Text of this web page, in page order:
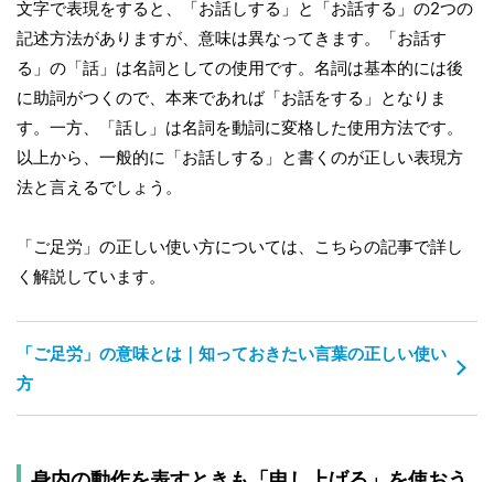
文字で表現をすると、「お話しする」と「お話する」の2つの
記述方法がありますが、意味は異なってきます。「お話す
る」の「話」は名詞としての使用です。名詞は基本的には後
に助詞がつくので、本来であれば「お話をする」となりま
す。一方、「話し」は名詞を動詞に変格した使用方法です。
以上から、一般的に「お話しする」と書くのが正しい表現方
法と言えるでしょう。
「ご足労」の正しい使い方については、こちらの記事で詳し
く解説しています。
「ご足労」の意味とは｜知っておきたい言葉の正しい使い
方